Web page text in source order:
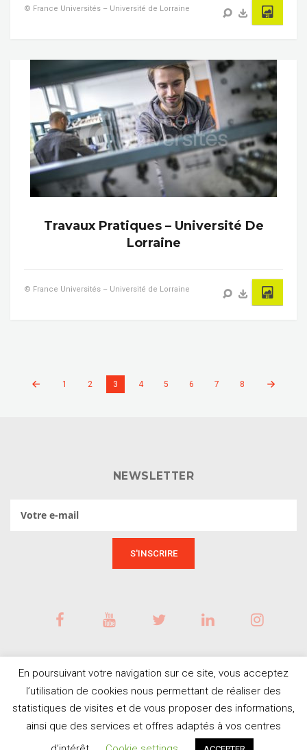
© France Universités – Université de Lorraine
Travaux Pratiques – Université De
Lorraine
© France Universités – Université de Lorraine
1 2 3 4 5 6 7 8
NEWSLETTER
© Tous droits réservésBESOIN D'AIDE ?
En poursuivant votre navigation sur ce site, vous acceptez
l’utilisation de cookies nous permettant de réaliser des
statistiques de visites et de vous proposer des informations,
ainsi que des services et offres adaptés à vos centres